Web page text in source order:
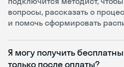
вопросы, рассказать о
и помочь сформировать
Я могу получить
только после оплаты?